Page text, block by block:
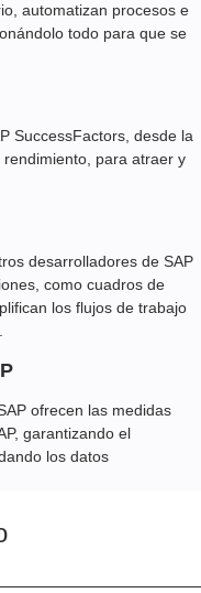
automatizan procesos e
todo para que se
SuccessFactors, desde la
para atraer y
desarrolladores de SAP
como cuadros de
los flujos de trabajo
ofrecen las medidas
garantizando el
los datos